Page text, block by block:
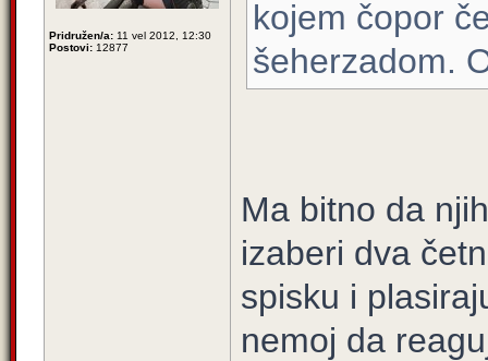
Pridružen/a: 11 vel 2012, 12:30
Postovi: 12877
kojem čopor
šeherzadom.
Ma bitno da
izaberi dva
spisku i
nemoj da